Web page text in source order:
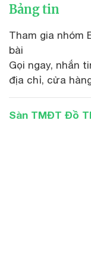
Bảng tin
Tham gia nhóm
bài
Gọi ngay, nhắn
địa chỉ, cửa
Sàn TMĐT Đồ